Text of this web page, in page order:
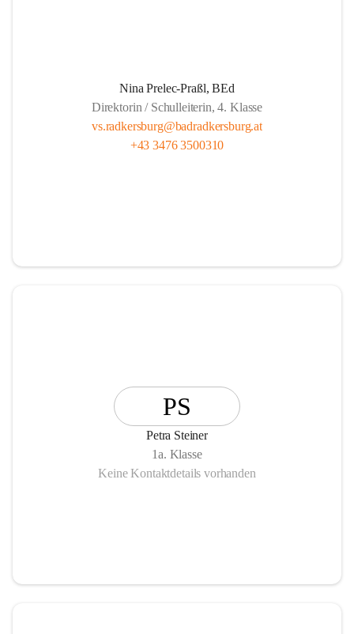
freitags von 13.00 bis 13.50 statt.
Es besteht für gemeldete Kinder Anwesenheitspflicht bis
16.00. Seit 1. September 2017 gibt es aber die gesetzliche
Klausel, dass auf Verlangen der Eltern die SchülerInnen
Nina Prelec-Praßl, BEd
Direktorin / Schulleiterin, 4. Klasse
vs.radkersburg@badradkersburg.at
+43 3476 3500310
PS
Petra Steiner
1a. Klasse
Keine Kontaktdetails vorhanden